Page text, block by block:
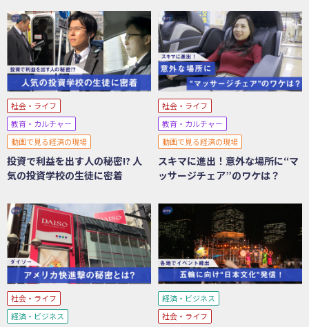
社会・ライフ
教育・カルチャー
動画で見る経済の現場
投資で利益を出す人の秘密!? 人
気の投資学校の生徒に密着
社会・ライフ
教育・カルチャー
動画で見る経済の現場
スキマに進出！意外な場所に“マ
ッサージチェア”のワケは？
社会・ライフ
経済・ビジネス
経済・ビジネス
社会・ライフ